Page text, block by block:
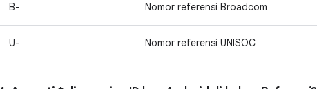
B- Nomor referensi Broadcom
U- Nomor referensi UNISOC